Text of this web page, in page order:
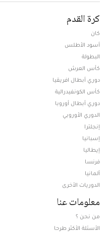
كرة القدم
كان
أسود الأطلس
البطولة
كأس العرش
دوري أبطال افريقيا
كأس الكونفيدرالية
دوري أبطال أوروبا
الدوري الأوروبي
إنجلترا
إسبانيا
إيطاليا
فرنسا
ألمانيا
الدوريات الأخرى
معلومات عنا
من نحن ؟
الأسئلة الأكثر طرحا